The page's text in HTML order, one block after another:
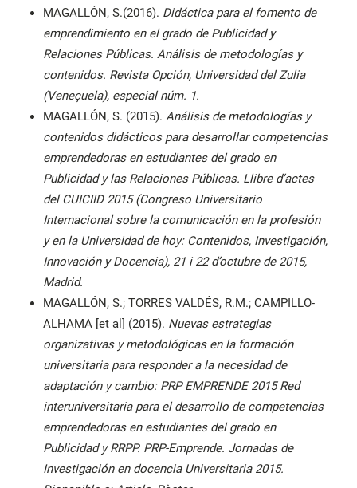
MAGALLÓN, S.(2016). Didáctica para el fomento de
emprendimiento en el grado de Publicidad y
Relaciones Públicas. Análisis de metodologías y
contenidos. Revista Opción, Universidad del Zulia
(Veneçuela), especial núm. 1.
MAGALLÓN, S. (2015). Análisis de metodologías y
contenidos didácticos para desarrollar competencias
emprendedoras en estudiantes del grado en
Publicidad y las Relaciones Públicas. Llibre d’actes
del CUICIID 2015 (Congreso Universitario
Internacional sobre la comunicación en la profesión
y en la Universidad de hoy: Contenidos, Investigación,
Innovación y Docencia), 21 i 22 d’octubre de 2015,
Madrid.
MAGALLÓN, S.; TORRES VALDÉS, R.M.; CAMPILLO-
ALHAMA [et al] (2015). Nuevas estrategias
organizativas y metodológicas en la formación
universitaria para responder a la necesidad de
adaptación y cambio: PRP EMPRENDE 2015 Red
interuniversitaria para el desarrollo de competencias
emprendedoras en estudiantes del grado en
Publicidad y RRPP. PRP-Emprende. Jornadas de
Investigación en docencia Universitaria 2015.